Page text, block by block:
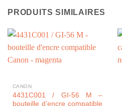
PRODUITS SIMILAIRES
CANON
4431C001 / GI-56 M –
bouteille d’encre compatible